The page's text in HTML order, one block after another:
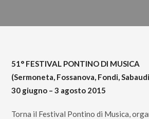
51° FESTIVAL PONTINO DI MUSICA
(Sermoneta, Fossanova, Fondi,
30 giugno – 3 agosto 2015
Torna il Festival Pontino di Musica,